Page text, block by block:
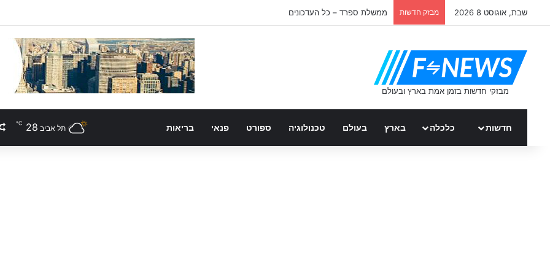
שבת, אוגוסט 8 2026 מבזק חדשות ממשלת ספרד – כל העדכונים
חדשות כלכלה בארץ בעולם טכנולוגיה ספורט פנאי בריאות תל אביב 28
℃